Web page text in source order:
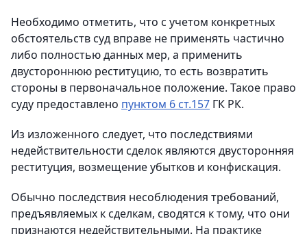
Необходимо отметить, что с учетом конкретных
обстоятельств суд вправе не применять частично
либо полностью данных мер, а применить
двустороннюю реституцию, то есть возвратить
стороны в первоначальное положение. Такое право
суду предоставлено пунктом 6 ст.157 ГК РК.
Из изложенного следует, что последствиями
недействительности сделок являются двусторонняя
реституция, возмещение убытков и конфискация.
Обычно последствия несоблюдения требований,
предъявляемых к сделкам, сводятся к тому, что они
признаются недействительными. На практике